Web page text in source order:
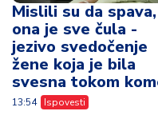
Mislili su da
ona je sve čula -
jezivo svedočenje
žene koja je bila
svesna tokom
13:54 Ispovesti